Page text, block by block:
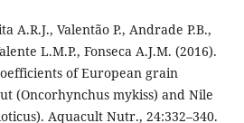
A.R.J., Valentão P., Andrade P.B.,
L.M.P., Fonseca A.J.M. (2016).
of European grain
(Oncorhynchus mykiss) and Nile
Aquacult Nutr., 24:332–340.